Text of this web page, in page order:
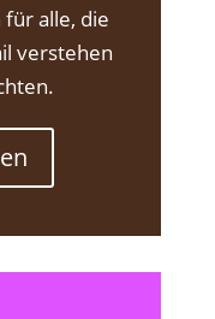
für alle, die
verstehen